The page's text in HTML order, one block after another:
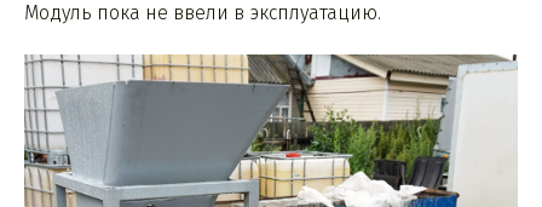
Модуль пока не ввели в эксплуатацию.